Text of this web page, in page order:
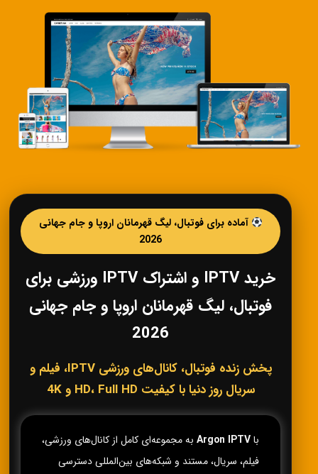
آماده برای فوتبال، لیگ قهرمانان اروپا و جام جهانی
2026
خرید IPTV و اشتراک IPTV ورزشی برای
فوتبال، لیگ قهرمانان اروپا و جام جهانی
2026
پخش زنده فوتبال، کانال‌های ورزشی IPTV، فیلم و
سریال روز دنیا با کیفیت HD، Full HD و 4K
باArgon IPTV به مجموعه‌ای کامل از کانال‌های ورزشی،
فیلم، سریال، مستند و شبکه‌های بین‌المللی دسترسی